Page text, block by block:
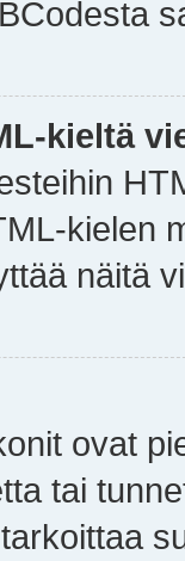
kieltä
kielen
näitä
ovat
tai